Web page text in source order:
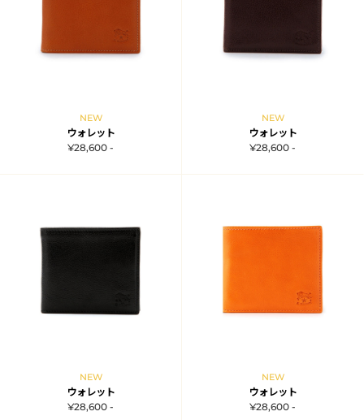
NEW
ウォレット
¥28,600 -
NEW
ウォレット
¥28,600 -
NEW
ウォレット
¥28,600 -
NEW
ウォレット
¥28,600 -